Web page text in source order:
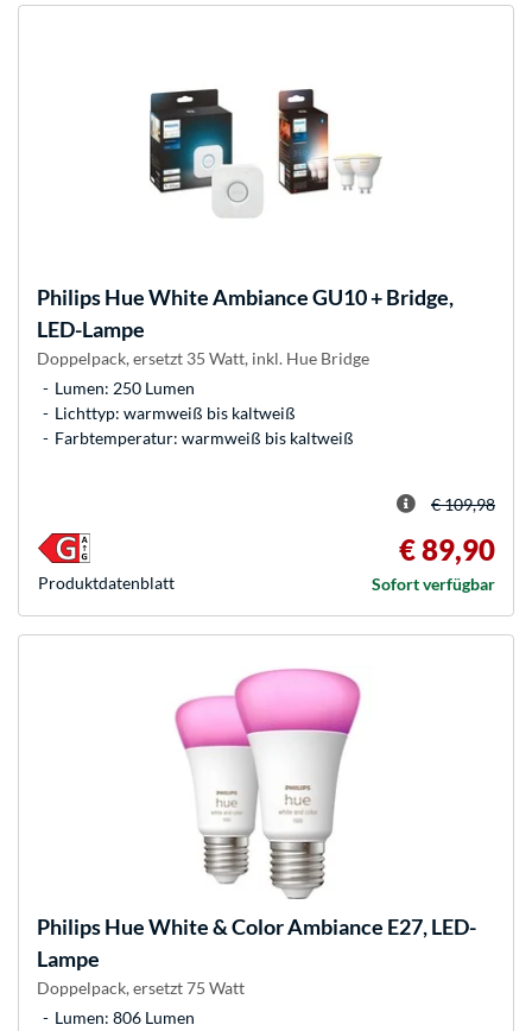
Philips HueWhite Ambiance GU10 + Bridge,
LED-Lampe
Doppelpack, ersetzt 35 Watt, inkl. Hue Bridge
Lumen: 250 Lumen
Lichttyp: warmweiß bis kaltweiß
Farbtemperatur: warmweiß bis kaltweiß
€ 109,98
€ 89,90
Sofort verfügbar
Produkt­datenblatt
Philips HueWhite & Color Ambiance E27, LED-
Lampe
Doppelpack, ersetzt 75 Watt
Lumen: 806 Lumen